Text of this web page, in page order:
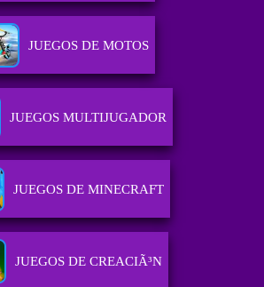
JUEGOS DE MOTOS
JUEGOS MULTIJUGADOR
JUEGOS DE MINECRAFT
JUEGOS DE CREACIÃ³N